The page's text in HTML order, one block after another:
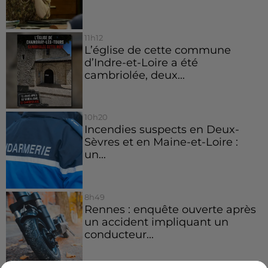
11h12
L’église de cette commune
d’Indre-et-Loire a été
cambriolée, deux...
10h20
Incendies suspects en Deux-
Sèvres et en Maine-et-Loire :
un...
8h49
Rennes : enquête ouverte après
un accident impliquant un
conducteur...